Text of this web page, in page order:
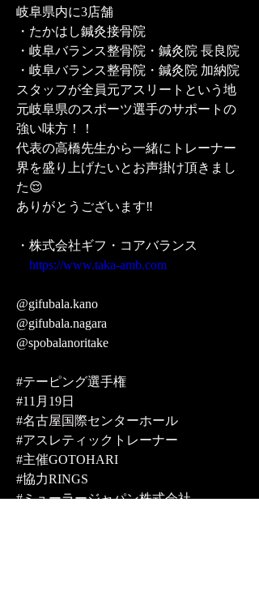
岐阜県内に3店舗
・たかはし鍼灸接骨院
・岐阜バランス整骨院・鍼灸院 長良院
・岐阜バランス整骨院・鍼灸院 加納院
スタッフが全員元アスリートという地
元岐阜県のスポーツ選手のサポートの
強い味方！！
代表の高橋先生から一緒にトレーナー
界を盛り上げたいとお声掛け頂きまし
た😌
ありがとうございます‼️
・株式会社ギフ・コアバランス
https://www.taka-amb.com
@gifubala.kano
@gifubala.nagara
@spobalanoritake
#テーピング選手権
#11月19日
#名古屋国際センターホール
#アスレティックトレーナー
#主催GOTOHARI
#協力RINGS
#ミューラージャパン株式会社